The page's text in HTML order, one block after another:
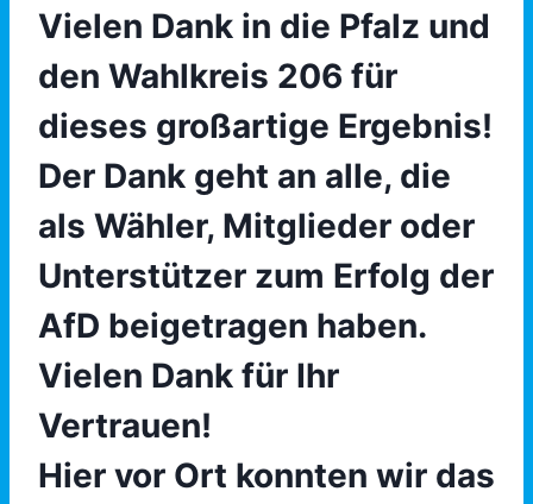
Vielen Dank in die Pfalz und
den Wahlkreis 206 für
dieses großartige Ergebnis!
Der Dank geht an alle, die
als Wähler, Mitglieder oder
Unterstützer zum Erfolg der
AfD beigetragen haben.
Vielen Dank für Ihr
Vertrauen!
Hier vor Ort konnten wir das